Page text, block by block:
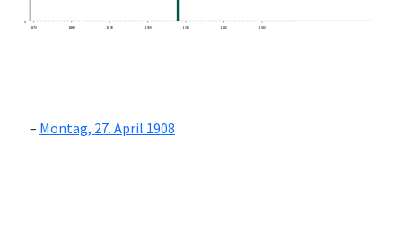
0
1870
1880 1890 1900 1910 1920 1930
Montag, 27. April 1908